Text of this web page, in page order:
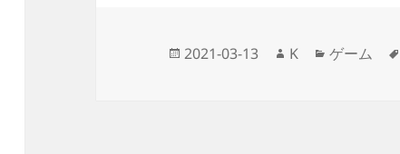
投
2021-03-13
作
K
カ
ゲーム